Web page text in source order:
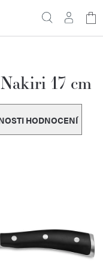
17 cm
HODNOCENÍ